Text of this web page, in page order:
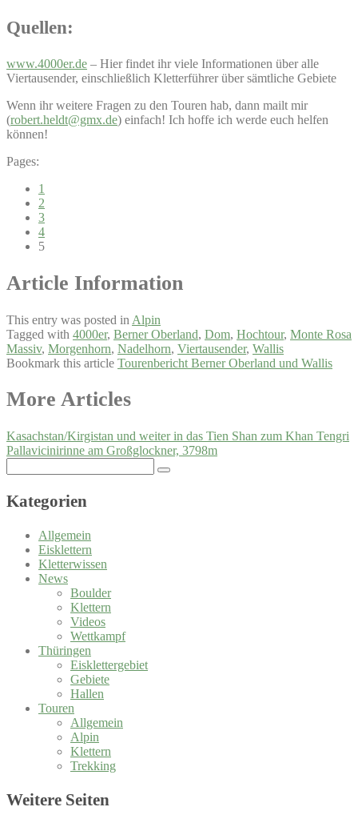
Quellen:
www.4000er.de – Hier findet ihr viele Informationen über alle
Viertausender, einschließlich Kletterführer über sämtliche Gebiete
Wenn ihr weitere Fragen zu den Touren hab, dann mailt mir
(robert.heldt@gmx.de) einfach! Ich hoffe ich werde euch helfen
können!
Pages:
1
2
3
4
5
Article Information
This entry was posted in Alpin
Tagged with 4000er, Berner Oberland, Dom, Hochtour, Monte Rosa
Massiv, Morgenhorn, Nadelhorn, Viertausender, Wallis
Bookmark this article Tourenbericht Berner Oberland und Wallis
Post
navigation
More Articles
Kasachstan/Kirgistan und weiter in das Tien Shan zum Khan Tengri
Pallavicinirinne am Großglockner, 3798m
for:
Kategorien
Allgemein
Eisklettern
Kletterwissen
News
Boulder
Klettern
Videos
Wettkampf
Thüringen
Eisklettergebiet
Gebiete
Hallen
Touren
Allgemein
Alpin
Klettern
Trekking
Weitere Seiten